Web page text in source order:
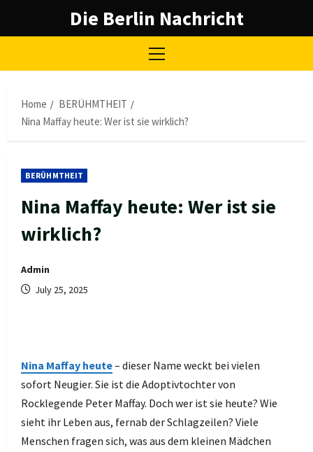
Die Berlin Nachricht
Primary
Home
BERÜHMTHEIT
Nina Maffay heute: Wer ist sie wirklich?
BERÜHMTHEIT
Nina Maffay heute: Wer ist sie
wirklich?
Admin
July 25, 2025
Nina Maffay heute– dieser Name weckt bei vielen
sofort Neugier. Sie ist die Adoptivtochter von
Rocklegende Peter Maffay. Doch wer ist sie heute? Wie
sieht ihr Leben aus, fernab der Schlagzeilen? Viele
Menschen fragen sich, was aus dem kleinen Mädchen